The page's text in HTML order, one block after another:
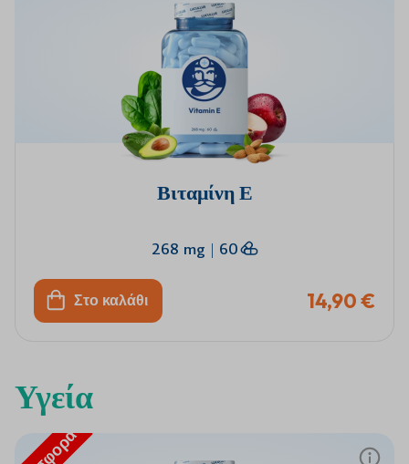
Βιταμίνη Ε
268 mg | 60
Στο καλάθι 14,90 €
Υγεία